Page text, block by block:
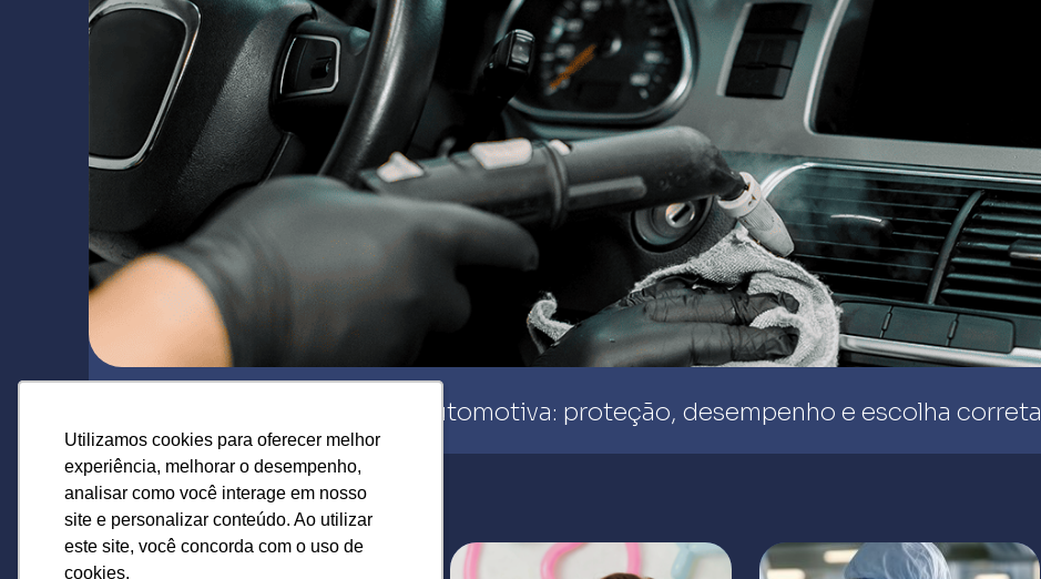
Utilizamos cookies para oferecer melhor
experiência, melhorar o desempenho,
analisar como você interage em nosso
site e personalizar conteúdo. Ao utilizar
este site, você concorda com o uso de
cookies.
Utilizamos cookies para oferecer melhor
experiência, melhorar o desempenho,
analisar como você interage em nosso
site e personalizar conteúdo. Ao utilizar
este site, você concorda com o uso de
cookies.
Uso de luvas na estética automotiva: proteção, desempenho e escolha correta